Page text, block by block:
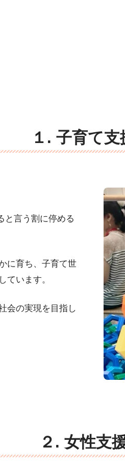
１. 子育て支
と言う割に停める
に育ち、子育て世
ています。
会の実現を目指し
２. 女性支